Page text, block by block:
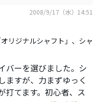
マクレガーのＮＶシリ
を使用していたがスラ
こそ弱々しいスライ
してスイングもやや昔
ストレートで中高な弾
般的にいい線に収まっ
2008/9/17（水）14:51
リジナルシャフト」、シャ
バーを選びました。シ
ますが、力まずゆっく
打てます。初心者、ス